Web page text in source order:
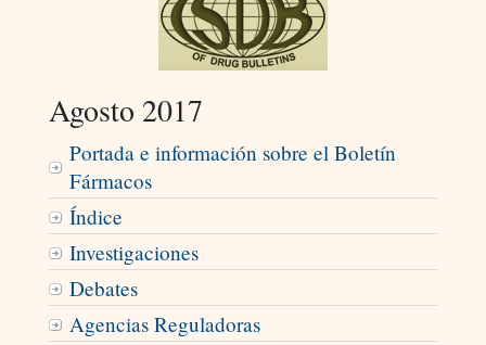
Agosto 2017
Portada e información sobre el Boletín
Fármacos
Índice
Investigaciones
Debates
Agencias Reguladoras